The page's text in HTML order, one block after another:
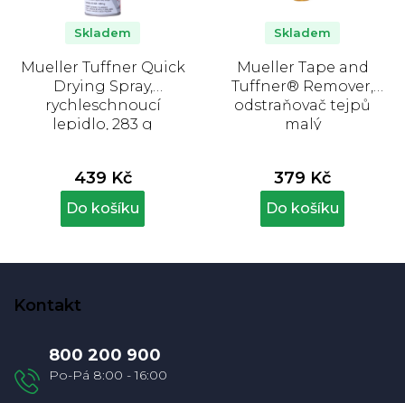
Mueller Tuffner Quick
Drying Spray,
rychleschnoucí
lepidlo, 283 g
Skladem
439 Kč
Do košíku
Mueller Tape and
Tuffner® Remover,
odstraňovač tejpů
malý
Skladem
379 Kč
Do košíku
Kontakt
800 200 900